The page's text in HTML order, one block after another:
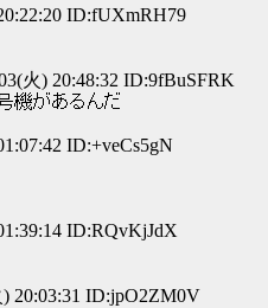
ID:fUXmRH79
03(火) 20:48:32 ID:9fBuSFRK
機があるんだ
ID:+veCs5gN
ID:RQvKjJdX
) 20:03:31 ID:jpO2ZM0V